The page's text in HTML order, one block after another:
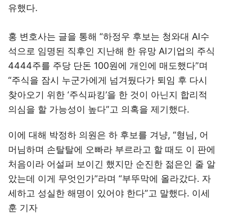
유했다.
홍 변호사는 글을 통해 “하정우 후보는 청와대 AI수
석으로 임명된 직후인 지난해 한 유망 AI기업의 주식
4444주를 주당 단돈 100원에 개인에 매도했다”며
“주식을 잠시 누군가에게 넘겨뒀다가 퇴임 후 다시
찾아오기 위한 ‘주식파킹’을 한 것이 아닌지 합리적
의심을 할 가능성이 높다”고 의혹을 제기했다.
이에 대해 박정하 의원은 하 후보를 겨냥, “형님, 어
머님하며 손탈탈에 오빠라 부르라고 할 때도 이 판에
처음이라 어설퍼 보이긴 했지만 순진한 젊은인 줄 알
았는데 이게 무엇인가”라며 “부뚜막에 올라갔다. 자
세하고 성실한 해명이 있어야 한다”고 말했다. 이세
훈 기자